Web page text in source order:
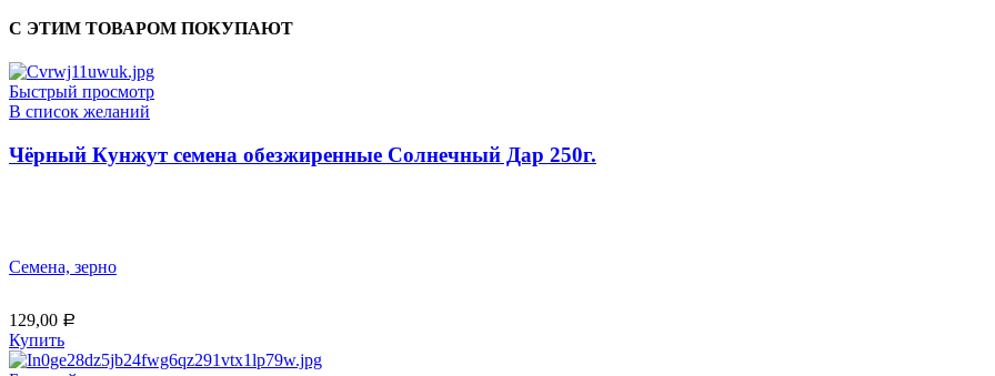
С ЭТИМ ТОВАРОМ ПОКУПАЮТ
Быстрый просмотр
В список желаний
Чёрный Кунжут семена обезжиренные Солнечный Дар 250г.
Семена, зерно
129,00 Р
Купить